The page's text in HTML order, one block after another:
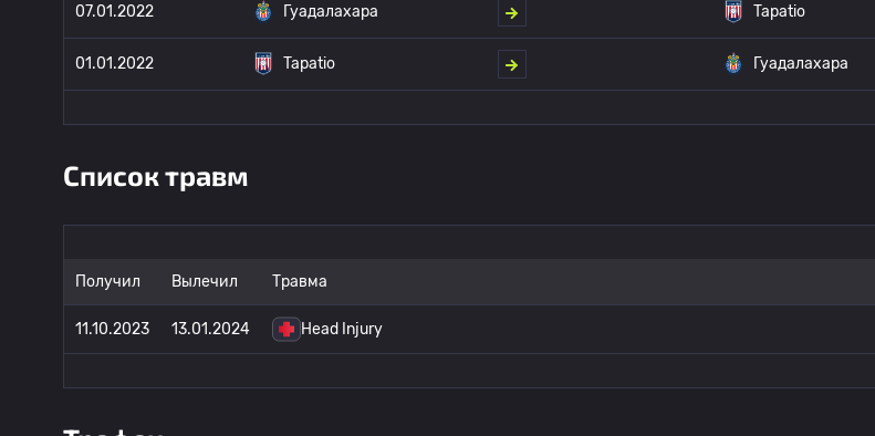
07.01.2022 Гуадалахара Tapatio
01.01.2022 Tapatio Гуадалахара
Список травм
Получил Вылечил Травма
11.10.2023 13.01.2024 Head Injury